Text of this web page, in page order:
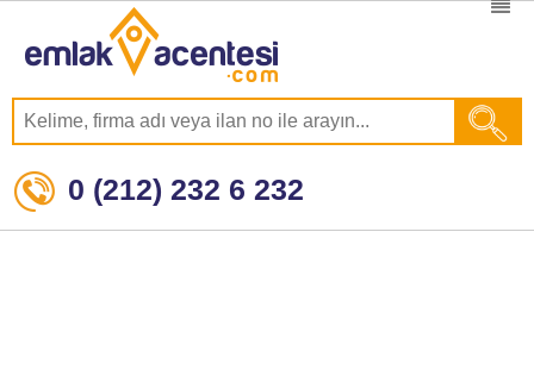
0 (212) 232 6 232